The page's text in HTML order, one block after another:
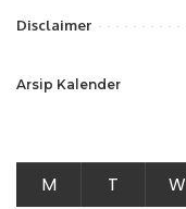
Disclaimer
Arsip Kalender
M T W